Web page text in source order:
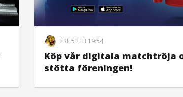
FRE 5 FEB 19:54
Köp vår digitala matchtröja
stötta föreningen!